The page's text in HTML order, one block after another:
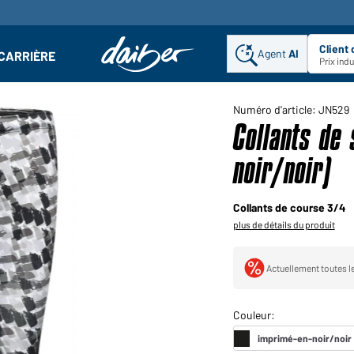
: Ouvrir le sous-menu AgentAI Client
Prix
Numéro d'article: JN529
Collants
noir/noir)
Collants de course 3/4
plus de détails du produit
Actuellement toutes